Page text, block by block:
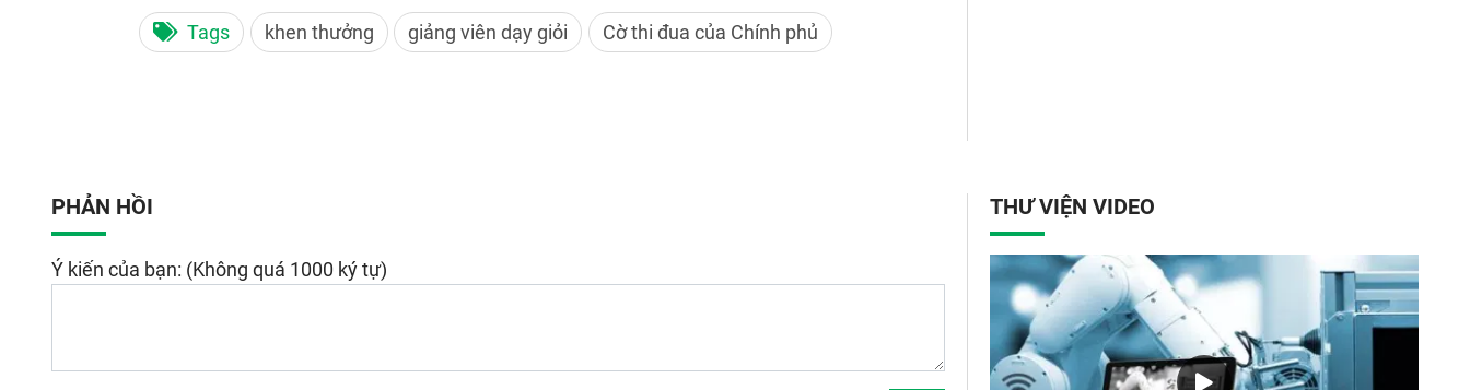
Tags khen thưởng giảng viên dạy giỏi Cờ thi đua của Chính phủ
PHẢN HỒI
Ý kiến của bạn: (Không quá 1000 ký tự)
THƯ VIỆN VIDEO